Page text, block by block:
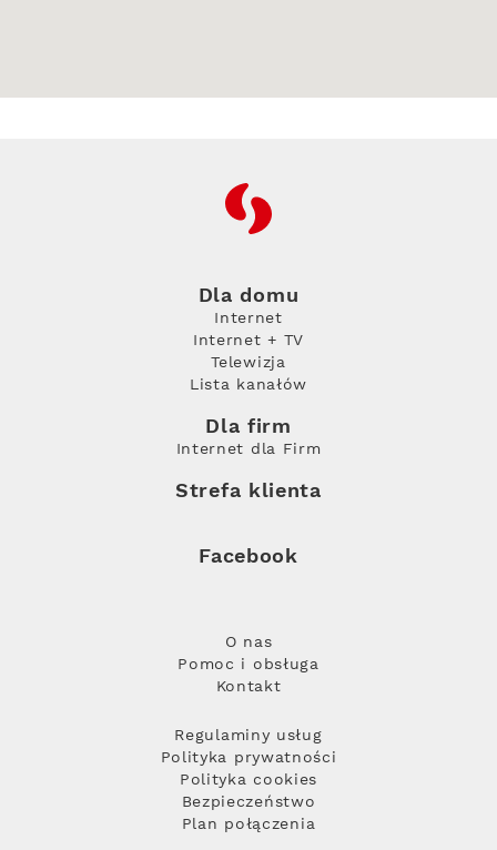
RFC
Dla domu
Internet
Internet + TV
Telewizja
Lista kanałów
Dla firm
Internet dla Firm
Strefa klienta
Facebook
O nas
Pomoc i obsługa
Kontakt
Regulaminy usług
Polityka prywatności
Polityka cookies
Bezpieczeństwo
Plan połączenia